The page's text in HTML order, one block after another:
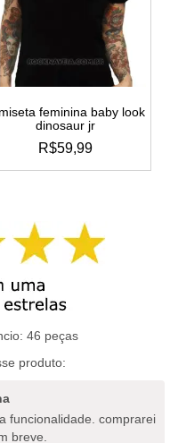
escolhidas
na
produto
feminina baby look
dinosaur jr
R$59,99
este
várias
variantes.
as
podem
escolhidas
página
46 peças
produto:
funcionalidade. comprarei
breve.